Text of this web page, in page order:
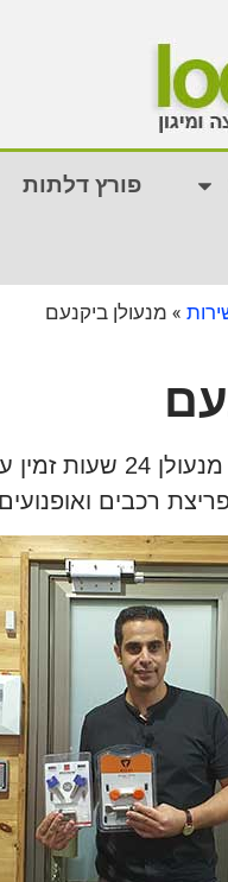
פורץ דלתות
» מנעולן ביקנעם
החלפת צילינדרים,
רכבים